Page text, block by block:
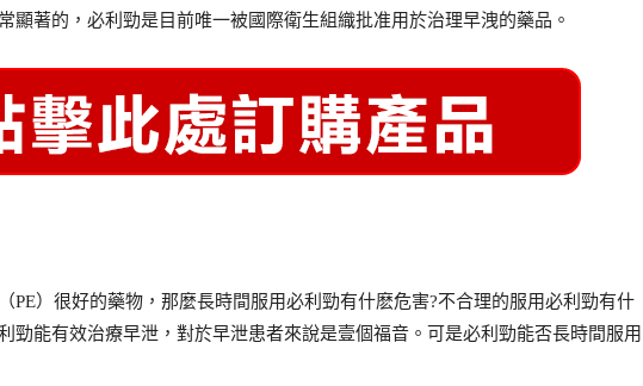
顯著的，必利勁是目前唯一被國際衛生組織批准用於治理早洩的藥品。
PE）很好的藥物，那麼長時間服用必利勁有什麽危害?不合理的服用必利勁有什
勁能有效治療早泄，對於早泄患者來說是壹個福音。可是必利勁能否長時間服用